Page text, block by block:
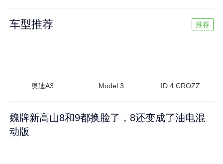
车型推荐 推荐
奥迪A3 Model 3 ID.4 CROZZ
魏牌新高山8和9都换脸了，8还变成了油电混
动版